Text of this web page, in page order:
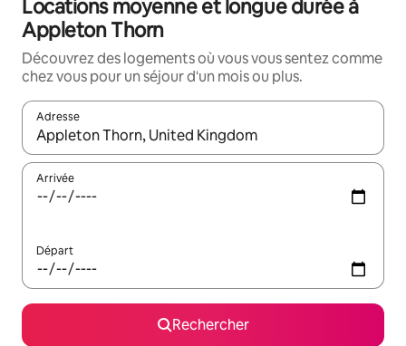
Locations moyenne et longue durée à
Appleton Thorn
Découvrez des logements où vous vous sentez comme
chez vous pour un séjour d'un mois ou plus.
Adresse
Lorsque les résultats s'affichent, utilisez les flèches vers le
Arrivée
Départ
Rechercher